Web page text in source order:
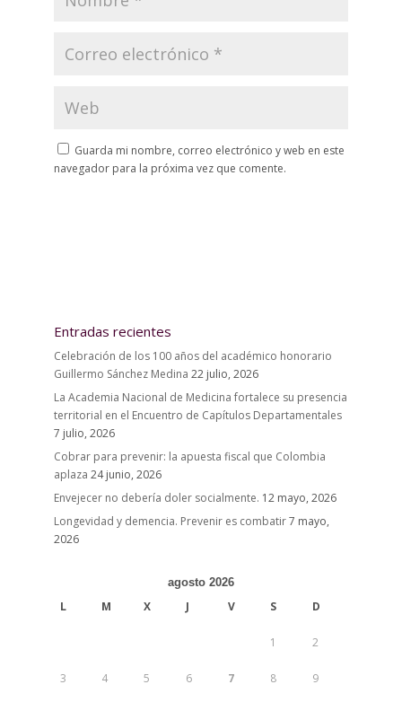
Guarda mi nombre, correo electrónico y web en este
navegador para la próxima vez que comente.
Entradas recientes
Celebración de los 100 años del académico honorario
Guillermo Sánchez Medina 22 julio, 2026
La Academia Nacional de Medicina fortalece su presencia
territorial en el Encuentro de Capítulos Departamentales
7 julio, 2026
Cobrar para prevenir: la apuesta fiscal que Colombia
aplaza 24 junio, 2026
Envejecer no debería doler socialmente. 12 mayo, 2026
Longevidad y demencia. Prevenir es combatir7 mayo,
2026
agosto 2026
L M X J V S D
1 2
3 4 5 6 7 8 9